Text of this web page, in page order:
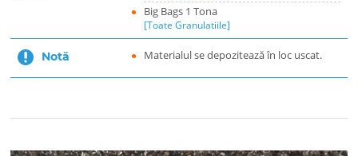
Big Bags 1 Tona
[Toate Granulatiile]
Notă Materialul se depozitează în loc uscat.